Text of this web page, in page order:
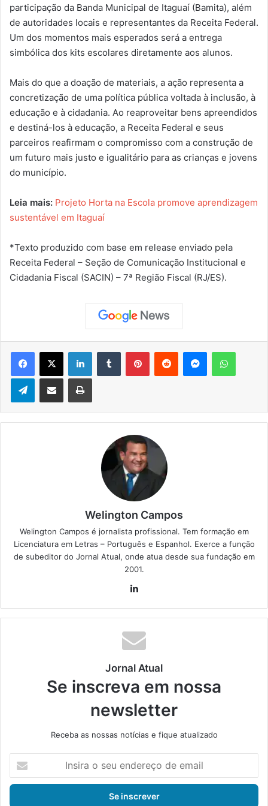
participação da Banda Municipal de Itaguaí (Bamita), além
de autoridades locais e representantes da Receita Federal.
Um dos momentos mais esperados será a entrega
simbólica dos kits escolares diretamente aos alunos.
Mais do que a doação de materiais, a ação representa a
concretização de uma política pública voltada à inclusão, à
educação e à cidadania. Ao reaproveitar bens apreendidos
e destiná-los à educação, a Receita Federal e seus
parceiros reafirmam o compromisso com a construção de
um futuro mais justo e igualitário para as crianças e jovens
do município.
Leia mais: Projeto Horta na Escola promove aprendizagem
sustentável em Itaguaí
*Texto produzido com base em release enviado pela
Receita Federal – Seção de Comunicação Institucional e
Cidadania Fiscal (SACIN) – 7ª Região Fiscal (RJ/ES).
Telegram
Welington Campos
Welington Campos é jornalista profissional. Tem formação em
Licenciatura em Letras – Português e Espanhol. Exerce a função
de subeditor do Jornal Atual, onde atua desde sua fundação em
2001.
din
Jornal Atual
Se inscreva em nossa
newsletter
Receba as nossas notícias e fique atualizado
s